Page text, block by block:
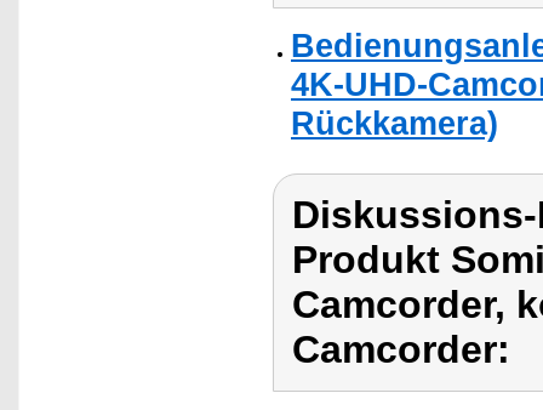
4K-UHD-
Rückkamera)
Produkt
Camcorder,
Camcorder: